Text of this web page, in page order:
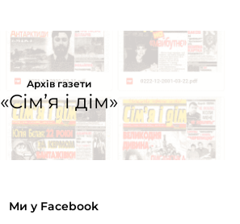
Архів газети
«Сім’я і дім»
Ми у Facebook